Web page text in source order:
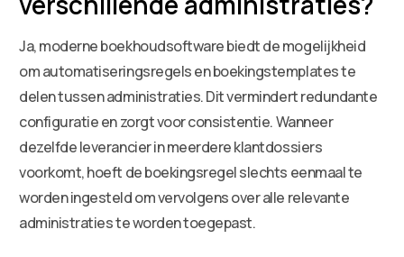
Ja, moderne boekhoudsoftware biedt de mogelijkheid
om automatiseringsregels en boekingstemplates te
delen tussen administraties. Dit vermindert redundante
configuratie en zorgt voor consistentie. Wanneer
dezelfde leverancier in meerdere klantdossiers
voorkomt, hoeft de boekingsregel slechts eenmaal te
worden ingesteld om vervolgens over alle relevante
administraties te worden toegepast.